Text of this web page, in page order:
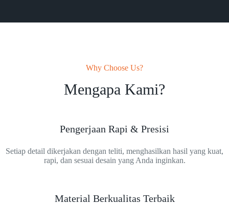
Why Choose Us?
Mengapa Kami?
Pengerjaan Rapi & Presisi
Setiap detail dikerjakan dengan teliti, menghasilkan hasil yang kuat,
rapi, dan sesuai desain yang Anda inginkan.
Material Berkualitas Terbaik